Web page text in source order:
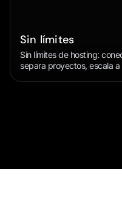
Sin límites
Sin límites de hosting:
separa proyectos, escala a